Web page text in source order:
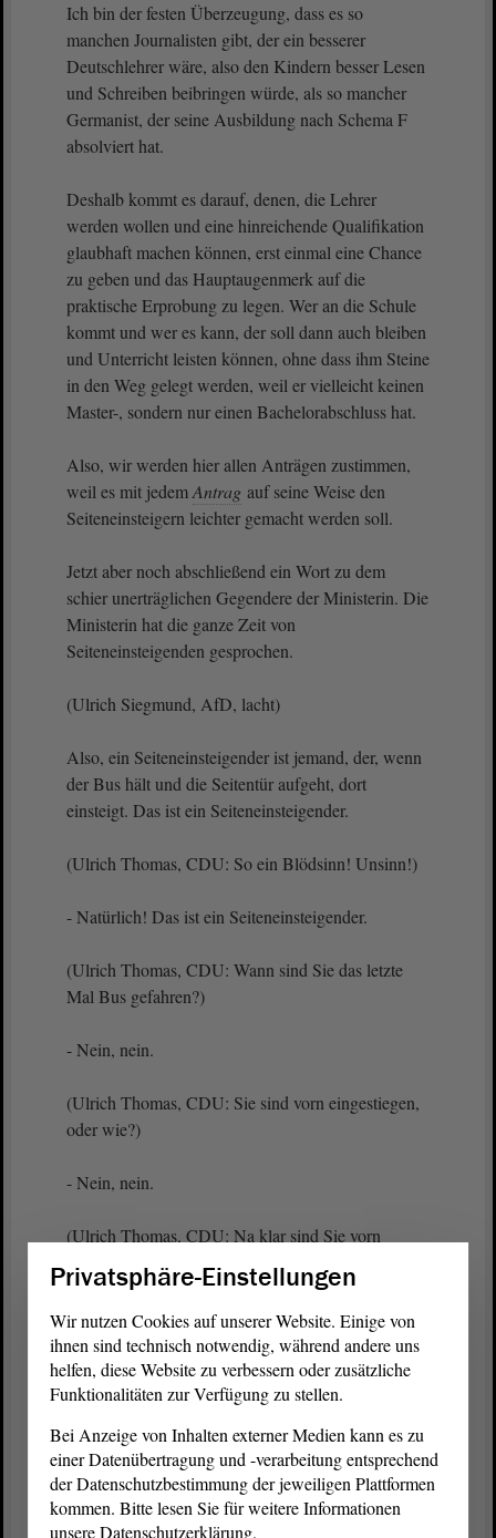
Ich bin der festen Überzeugung, dass es so
manchen Journalisten gibt, der ein besserer
Deutschlehrer wäre, also den Kindern besser Lesen
und Schreiben beibringen würde, als so mancher
Germanist, der seine Ausbildung nach Schema F
absolviert hat.
Deshalb kommt es darauf, denen, die Lehrer
werden wollen und eine hinreichende Qualifikation
glaubhaft machen können, erst einmal eine Chance
zu geben und das Hauptaugenmerk auf die
praktische Erprobung zu legen. Wer an die Schule
kommt und wer es kann, der soll dann auch bleiben
und Unterricht leisten können, ohne dass ihm Steine
in den Weg gelegt werden, weil er vielleicht keinen
Master-, sondern nur einen Bachelorabschluss hat.
Also, wir werden hier allen Anträgen zustimmen,
weil es mit jedemAntrag auf seine Weise den
Seiteneinsteigern leichter gemacht werden soll.
Jetzt aber noch abschließend ein Wort zu dem
schier unerträglichen Gegendere der Ministerin. Die
Ministerin hat die ganze Zeit von
Seiteneinsteigenden gesprochen.
(Ulrich Siegmund, AfD, lacht)
Also, ein Seiteneinsteigender ist jemand, der, wenn
der Bus hält und die Seitentür aufgeht, dort
einsteigt. Das ist ein Seiteneinsteigender.
(Ulrich Thomas, CDU: So ein Blödsinn! Unsinn!)
- Natürlich! Das ist ein Seiteneinsteigender.
(Ulrich Thomas, CDU: Wann sind Sie das letzte
Mal Bus gefahren?)
- Nein, nein.
(Ulrich Thomas, CDU: Sie sind vorn eingestiegen,
oder wie?)
- Nein, nein.
(Ulrich Thomas, CDU: Na klar sind Sie vorn
- Na ja, es gibt jedenfalls Seitentüren,
(Ulrich Thomas, CDU: Sie lehnen sich doch total
dagegen!)
und wenn jemand durch die Seitentür einsteigt,
dann ist er in dem Moment ein Seiteneinsteigender.
(Matthias Redlich, CDU: Sie sind gar nicht
Privatsphäre-Einstellungen
Wir nutzen Cookies auf unserer Website. Einige von
ihnen sind technisch notwendig, während andere uns
helfen, diese Website zu verbessern oder zusätzliche
Funktionalitäten zur Verfügung zu stellen.
Bei Anzeige von Inhalten externer Medien kann es zu
einer Datenübertragung und -verarbeitung entsprechend
der Datenschutzbestimmung der jeweiligen Plattformen
kommen. Bitte lesen Sie für weitere Informationen
unsere Datenschutzerklärung.